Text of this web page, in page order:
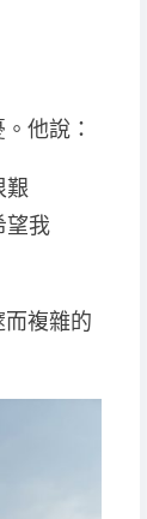
他說：
艱
望我
複雜的